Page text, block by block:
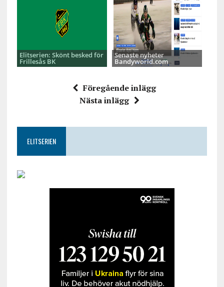
Elitserien: Skönt besked för
Frillesås BK
Senaste nyheter
Bandyworld.com
Föregående inlägg
Nästa inlägg
ELITSERIEN